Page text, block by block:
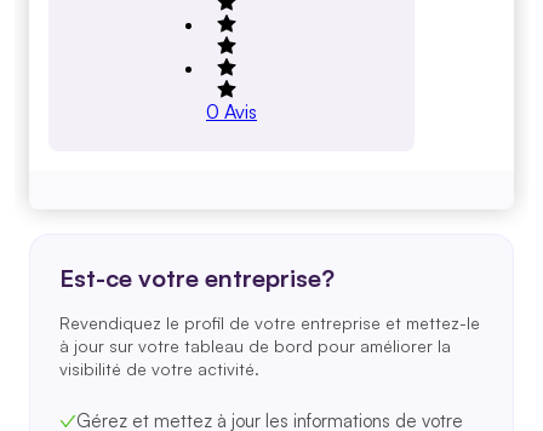
0 Avis
Est-ce votre entreprise?
Revendiquez le profil de votre entreprise et mettez-le
à jour sur votre tableau de bord pour améliorer la
visibilité de votre activité.
Gérez et mettez à jour les informations de votre